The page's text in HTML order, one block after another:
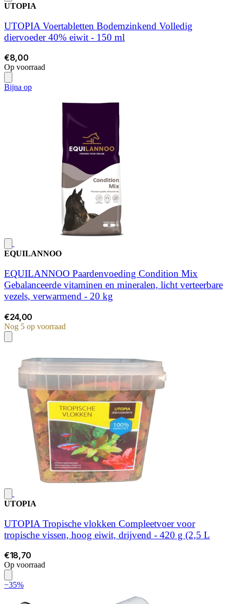
UTOPIA
UTOPIA Voertabletten Bodemzinkend Volledig
diervoeder 40% eiwit - 150 ml
€8,00
Op voorraad
Bijna op
EQUILANNOO
EQUILANNOO Paardenvoeding Condition Mix
Gebalanceerde vitaminen en mineralen, licht verteerbare
vezels, verwarmend - 20 kg
€24,00
Nog 5 op voorraad
UTOPIA
UTOPIA Tropische vlokken Compleetvoer voor
tropische vissen, hoog eiwit, drijvend - 420 g (2,5 L
€18,70
Op voorraad
−35%